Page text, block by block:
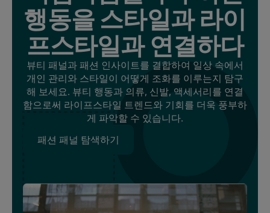
행동을 스타일과 라이
프스타일과 연결하다
뷰티 패널과 패션 인사이트를 결합하여 일상 속에서
개인 관리와 스타일이 어떻게 조화를 이루는지 탐구
해 보세요. 뷰티 행동과 의류, 신발, 액세서리를 연결
함으로써 라이프스타일 트렌드와 기회를 더욱 풍부하
게 파악할 수 있습니다.
패션 패널 탐색하기